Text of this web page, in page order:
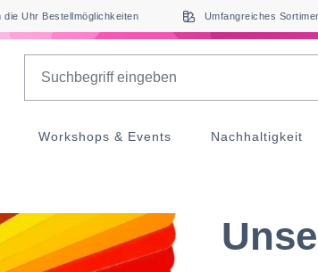
die Uhr Bestellmöglichkeiten Umfangreiches
Workshops & Events Nachhaltigkeit